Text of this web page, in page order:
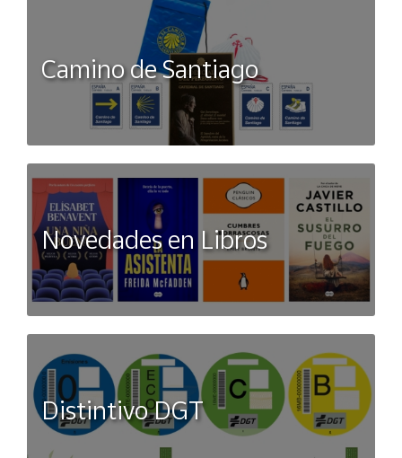
Camino de Santiago
Novedades en Libros
Distintivo DGT